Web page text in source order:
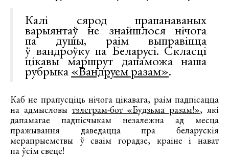
Калі сярод прапанаваных
варыянтаў не знайшлося нічога
па душы, раім выправіцца
ў вандроўку па Беларусі. Скласці
цікавы маршрут дапаможа наша
рубрыка«Вандруем разам».
Каб не прапусціць нічога цікавага, раім падпісацца
на адмысловы тэлеграм-бот «Будзьма разам!», які
дапамагае падпісчыкам незалежна ад месца
пражывання даведацца пра беларускія
мерапрыемствы ў сваім горадзе, краіне і нават
па ўсім свеце!